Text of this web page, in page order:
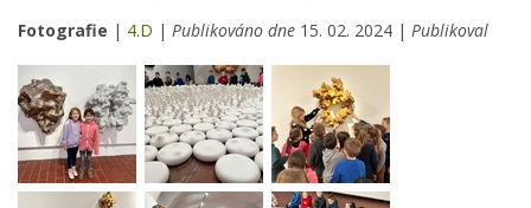
Fotografie | 4.D | Publikováno dne 15. 02. 2024 | Publikoval